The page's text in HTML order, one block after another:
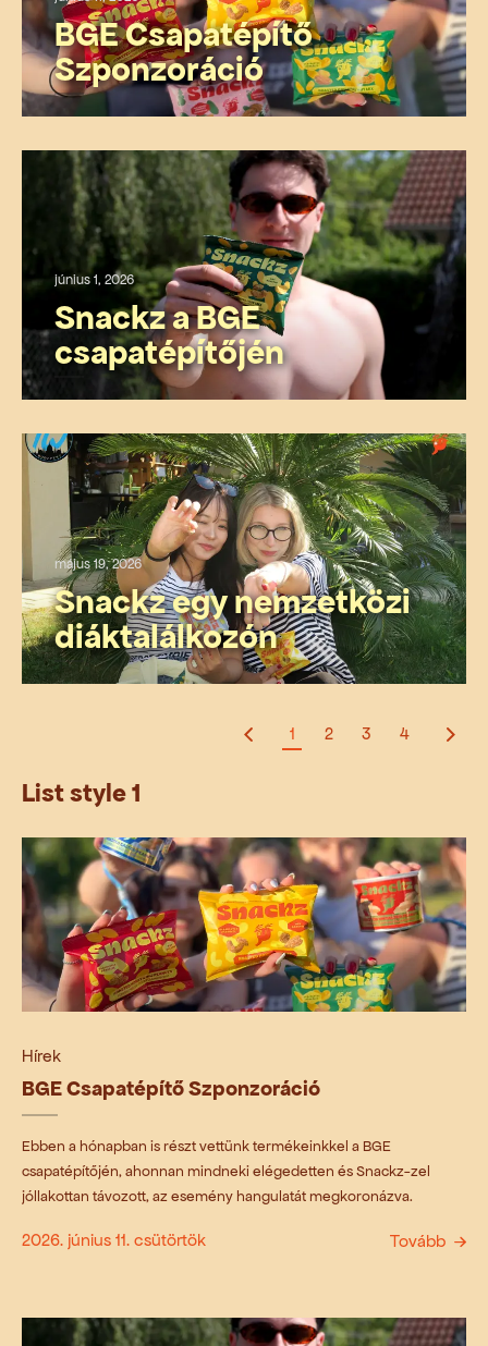
BGE Csapatépítő
Szponzoráció
június 1, 2026
Snackz a BGE
csapatépítőjén
május 19, 2026
Snackz egy nemzetközi
diáktalálkozón
1 2 3 4
List style 1
Hírek
BGE Csapatépítő Szponzoráció
Ebben a hónapban is részt vettünk termékeinkkel a BGE
csapatépítőjén, ahonnan mindneki elégedetten és Snackz-zel
jóllakottan távozott, az esemény hangulatát megkoronázva.
2026. június 11. csütörtök Tovább